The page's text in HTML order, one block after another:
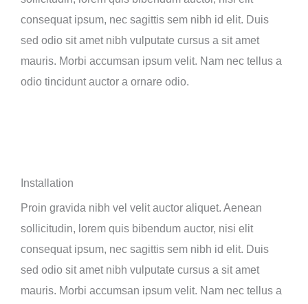
consequat ipsum, nec sagittis sem nibh id elit. Duis
sed odio sit amet nibh vulputate cursus a sit amet
mauris. Morbi accumsan ipsum velit. Nam nec tellus a
odio tincidunt auctor a ornare odio.
Installation
Proin gravida nibh vel velit auctor aliquet. Aenean
sollicitudin, lorem quis bibendum auctor, nisi elit
consequat ipsum, nec sagittis sem nibh id elit. Duis
sed odio sit amet nibh vulputate cursus a sit amet
mauris. Morbi accumsan ipsum velit. Nam nec tellus a